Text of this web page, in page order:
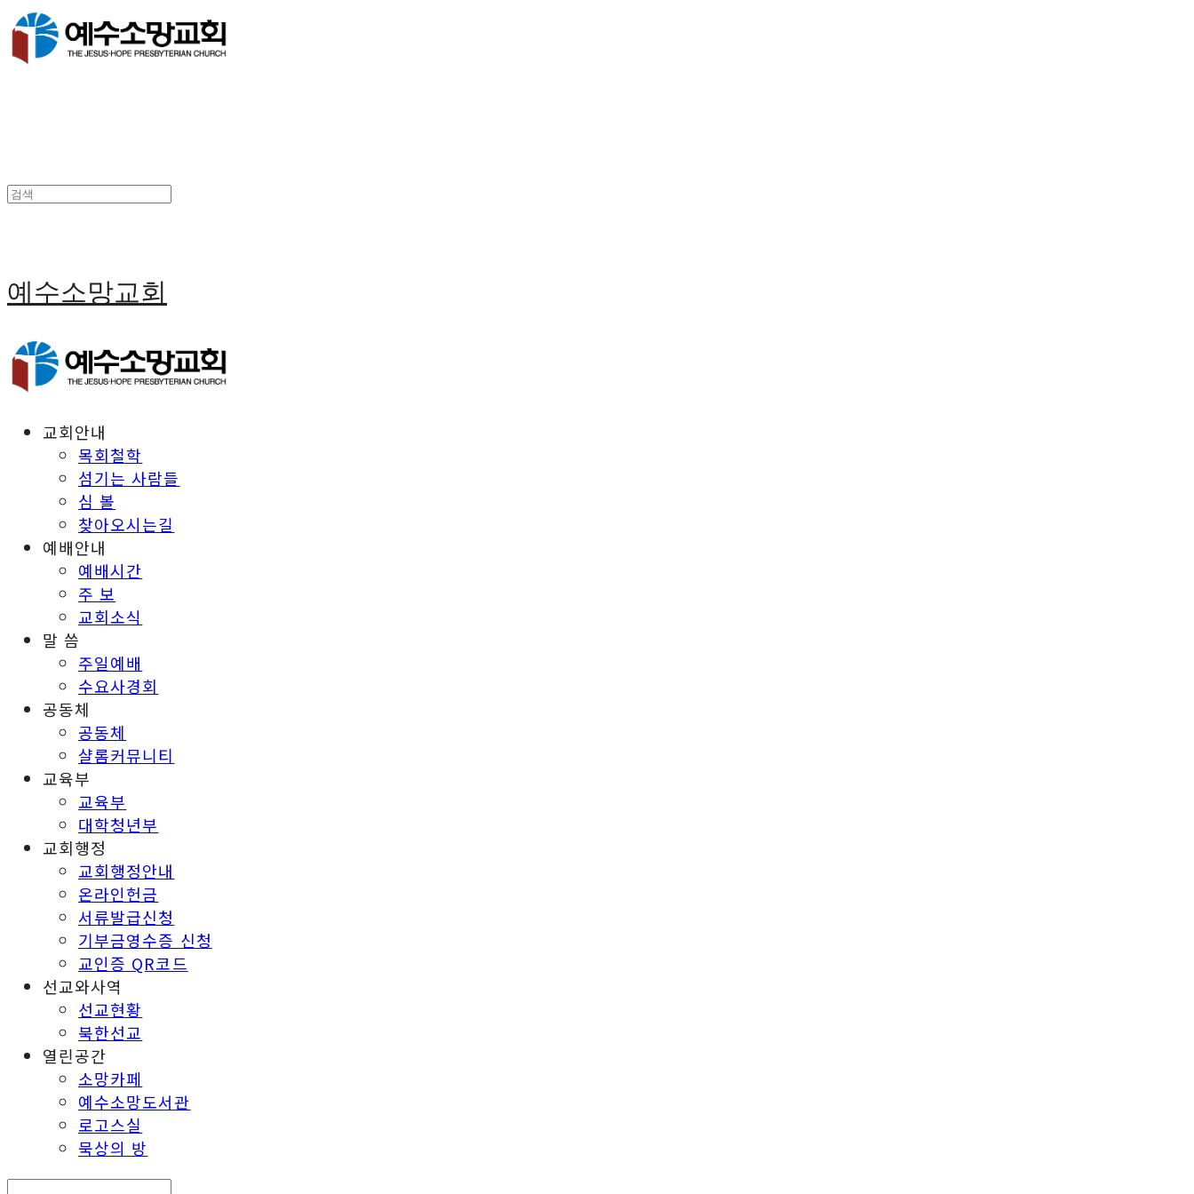
예수소망교회
교회안내
목회철학
섬기는 사람들
심 볼
찾아오시는길
예배안내
예배시간
주 보
교회소식
말 씀
주일예배
수요사경회
공동체
공동체
샬롬커뮤니티
교육부
교육부
대학청년부
교회행정
교회행정안내
온라인헌금
서류발급신청
기부금영수증 신청
교인증 QR코드
선교와사역
선교현황
북한선교
열린공간
소망카페
예수소망도서관
로고스실
묵상의 방